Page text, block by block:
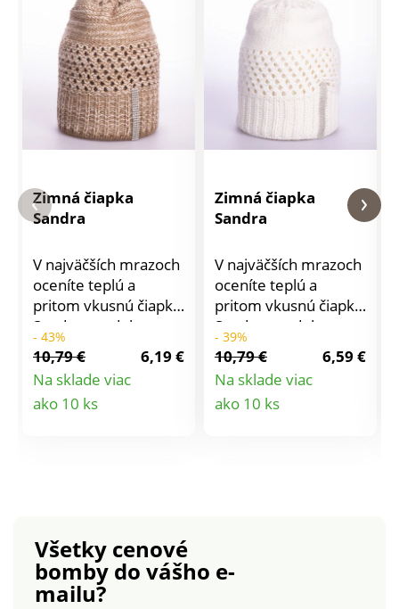
Zimná čiapka
Sandra
V najväčších mrazoch
oceníte teplú a
pritom vkusnú čiapku
Sandra s ozdobou z
trblietavých
kamienkov.Materiál:
100% akryl.
- 43%
10,79 €
6,19 €
Na sklade viac
ako 10 ks
Zimná čiapka
Sandra
V najväčších mrazoch
oceníte teplú a
pritom vkusnú čiapku
Sandra s ozdobou z
trblietavých
kamienkov.Materiál:
100% akryl.
- 39%
10,79 €
6,59 €
Na sklade viac
ako 10 ks
Všetky cenové
bomby do vášho e-
mailu?